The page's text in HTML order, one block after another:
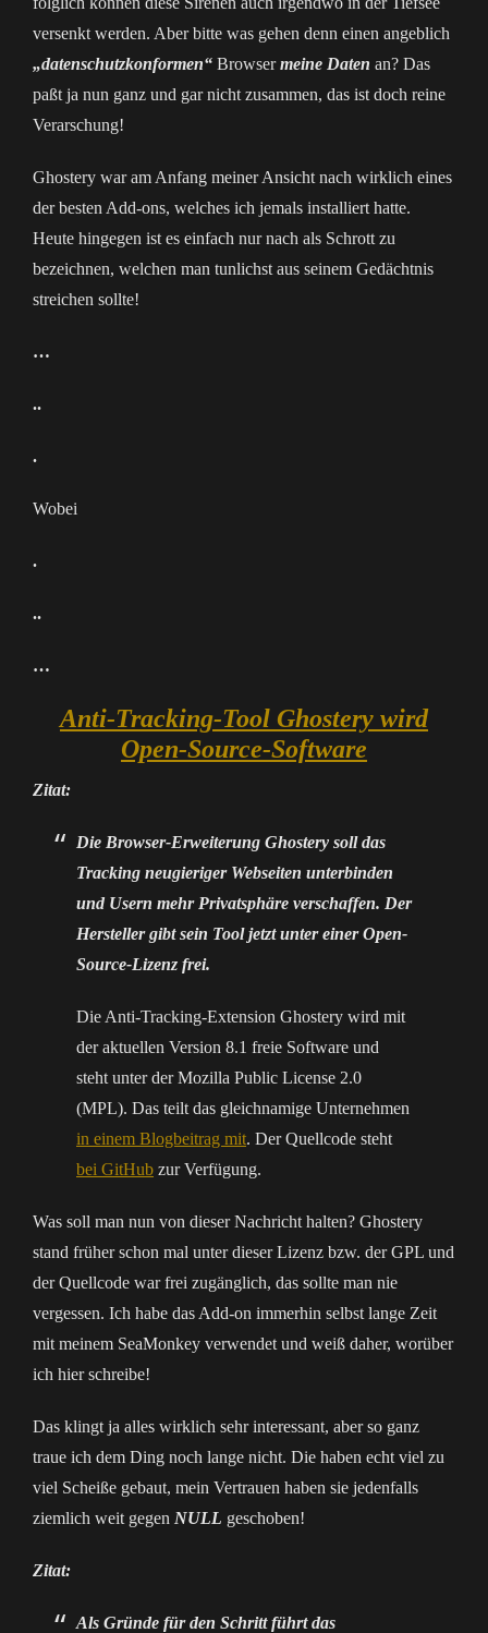
versenkt werden. Aber bitte was gehen denn einen angeblich
„datenschutzkonformen“ Browsermeine Daten an? Das
paßt ja nun ganz und gar nicht zusammen, das ist doch reine
Verarschung!
Ghostery war am Anfang meiner Ansicht nach wirklich eines
der besten Add-ons, welches ich jemals installiert hatte.
Heute hingegen ist es einfach nur nach als Schrott zu
bezeichnen, welchen man tunlichst aus seinem Gedächtnis
streichen sollte!
…
..
.
Wobei
.
..
…
Anti-Tracking-Tool Ghostery wird
Open-Source-Software
Zitat:
Die Browser-Erweiterung Ghostery soll das
Tracking neugieriger Webseiten unterbinden
und Usern mehr Privatsphäre verschaffen. Der
Hersteller gibt sein Tool jetzt unter einer Open-
Source-Lizenz frei.
Die Anti-Tracking-Extension Ghostery wird mit
der aktuellen Version 8.1 freie Software und
steht unter der Mozilla Public License 2.0
(MPL). Das teilt das gleichnamige Unternehmen
in einem Blogbeitrag mit. Der Quellcode steht
bei GitHub zur Verfügung.
Was soll man nun von dieser Nachricht halten? Ghostery
stand früher schon mal unter dieser Lizenz bzw. der GPL und
der Quellcode war frei zugänglich, das sollte man nie
vergessen. Ich habe das Add-on immerhin selbst lange Zeit
mit meinem SeaMonkey verwendet und weiß daher, worüber
ich hier schreibe!
Das klingt ja alles wirklich sehr interessant, aber so ganz
traue ich dem Ding noch lange nicht. Die haben echt viel zu
viel Scheiße gebaut, mein Vertrauen haben sie jedenfalls
ziemlich weit gegen NULL geschoben!
Zitat:
Als Gründe für den Schritt führt das